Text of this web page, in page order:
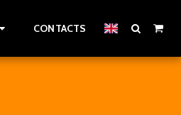
CONTACTS